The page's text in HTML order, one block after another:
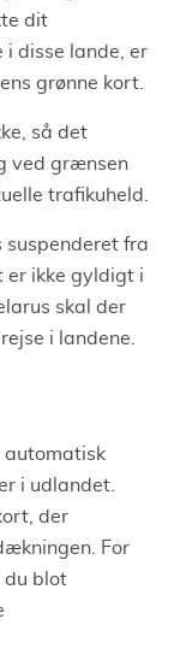
dit
i disse lande, er
grønne kort.
så det
ved grænsen
trafikuheld.
suspenderet fra
er ikke gyldigt i
skal der
i landene.
automatisk
i udlandet.
der
For
du blot